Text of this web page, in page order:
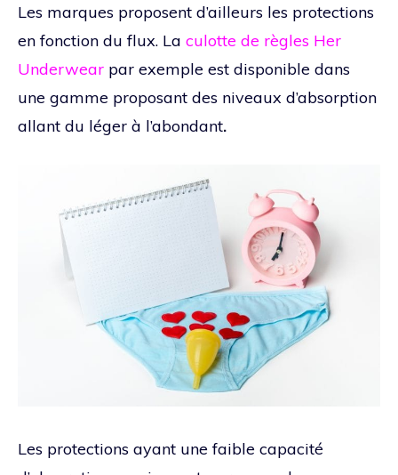
Les marques proposent d’ailleurs les protections
en fonction du flux. La culotte de règles Her
Underwear par exemple est disponible dans
une gamme proposant des niveaux d’absorption
allant du léger à l’abondant.
Les protections ayant une faible capacité